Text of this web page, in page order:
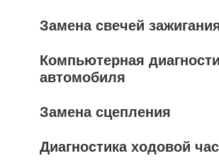
Замена свечей
Компьютерная
автомобиля
Замена сцепления
Диагностика ходовой